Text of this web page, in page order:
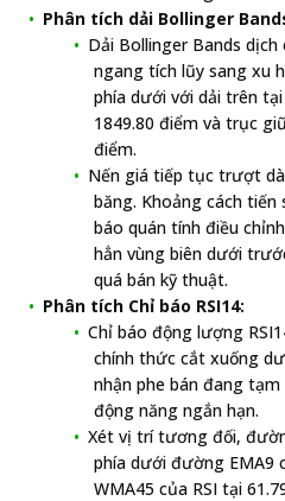
Phân tích dải Bollinger
Dải Bollinger Bands
ngang tích lũy sang xu
phía dưới với dải trên
1849.80 điểm và trục
điểm.
Nến giá tiếp tục trượt
băng. Khoảng cách tiến
báo quán tính điều
hẳn vùng biên dưới
quá bán kỹ thuật.
Phân tích Chỉ báo RSI14:
Chỉ báo động lượng
chính thức cắt xuống
nhận phe bán đang
động năng ngắn hạn.
Xét vị trí tương đối,
phía dưới đường EMA9
WMA45 của RSI tại